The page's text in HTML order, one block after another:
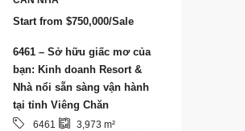
Start from $750,000/Sale
6461 – Sở hữu giấc mơ của
bạn: Kinh doanh Resort &
Nhà nổi sẵn sàng vận hành
tại tỉnh Viêng Chăn
6461 3,973 m²